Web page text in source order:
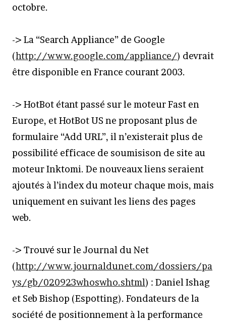
octobre.
-> La “Search Appliance” de Google
(http://www.google.com/appliance/) devrait
être disponible en France courant 2003.
-> HotBot étant passé sur le moteur Fast en
Europe, et HotBot US ne proposant plus de
formulaire “Add URL”, il n’existerait plus de
possibilité efficace de soumisison de site au
moteur Inktomi. De nouveaux liens seraient
ajoutés à l’index du moteur chaque mois, mais
uniquement en suivant les liens des pages
web.
-> Trouvé sur le Journal du Net
(http://www.journaldunet.com/dossiers/pa
ys/gb/020923whoswho.shtml) : Daniel Ishag
et Seb Bishop (Espotting). Fondateurs de la
société de positionnement à la performance